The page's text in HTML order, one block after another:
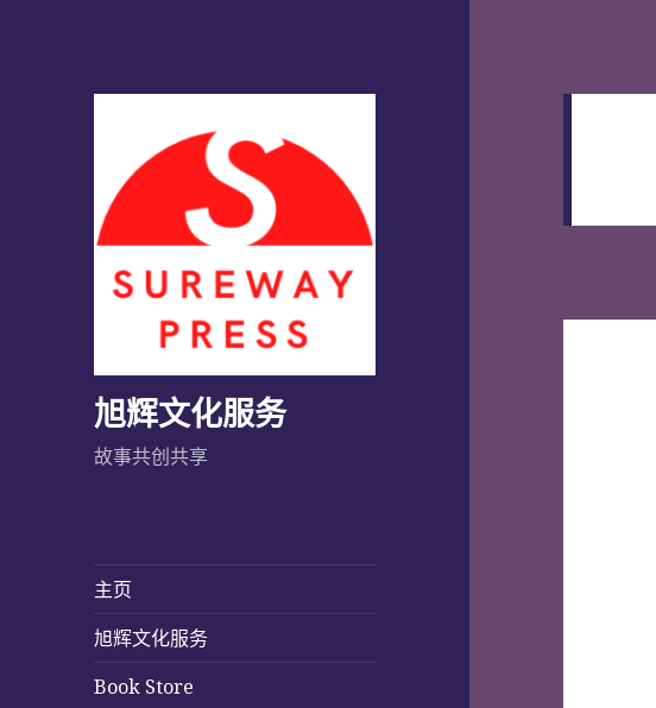
旭辉文化服务
故事共创共享
主页
旭辉文化服务
Book Store